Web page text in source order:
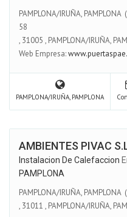
PAMPLONA/IRUÑA,
58
, 31005 , PAMPLONA/IRUÑA,
Web Empresa:
PAMPLONA/IRUÑA, PAMPLONA
AMBIENTES PIVAC
Instalacion De Calefaccion
PAMPLONA
PAMPLONA/IRUÑA,
, 31011 , PAMPLONA/IRUÑA,